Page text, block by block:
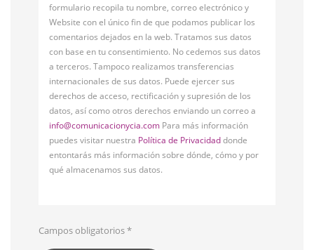
formulario recopila tu nombre, correo electrónico y
Website con el único fin de que podamos publicar los
comentarios dejados en la web. Tratamos sus datos
con base en tu consentimiento. No cedemos sus datos
a terceros. Tampoco realizamos transferencias
internacionales de sus datos. Puede ejercer sus
derechos de acceso, rectificación y supresión de los
datos, así como otros derechos enviando un correo a
info@comunicacionycia.com Para más información
puedes visitar nuestra Política de Privacidaddonde
entontarás más información sobre dónde, cómo y por
qué almacenamos sus datos.
Campos obligatorios*